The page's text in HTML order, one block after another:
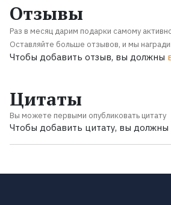
Отзывы
Раз в месяц дарим подарки самому
Оставляйте больше отзывов, и мы
Чтобы добавить отзыв, вы должны
Цитаты
Вы можете первыми опубликовать цитату
Чтобы добавить цитату, вы должны